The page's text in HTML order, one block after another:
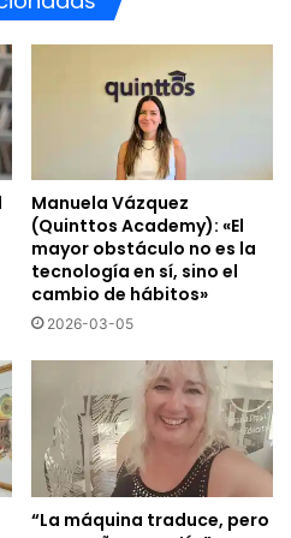
saber usar herramientas,
sus límites.
digitales:
integrar IA en
sesgos, transparencia y
sea experto en IA, sino
seguro en su uso.
jugar los
en esta
liderar con visión, no con
Manuela Vázquez
(Quinttos Academy): «El
mayor obstáculo no es la
tecnología en sí, sino el
cambio de hábitos»
2026-03-05
“La máquina traduce, pero